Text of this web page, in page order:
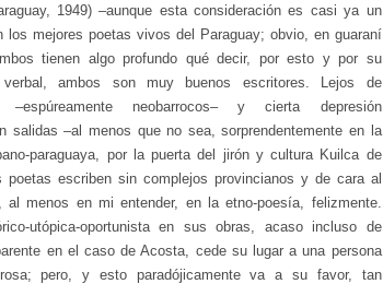
1949) –aunque esta consideración es casi ya un
los mejores poetas vivos del Paraguay; obvio, en guaraní
tienen algo profundo qué decir, por esto y por su
ambos son muy buenos escritores. Lejos de
–espúreamente neobarrocos– y cierta depresión
salidas –al menos que no sea, sorprendentemente en la
paraguaya, por la puerta del jirón y cultura Kuilca de
poetas escriben sin complejos provincianos y de cara al
al menos en mi entender, en la etno-poesía, felizmente.
utópica-oportunista en sus obras, acaso incluso de
en el caso de Acosta, cede su lugar a una persona
pero, y esto paradójicamente va a su favor, tan